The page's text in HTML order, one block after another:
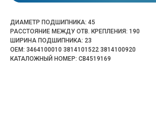
ДИАМЕТР ПОДШИПНИКА: 45
РАССТОЯНИЕ МЕЖДУ ОТВ. КРЕПЛЕНИЯ: 190
ШИРИНА ПОДШИПНИКА: 23
OEM: 3464100010 3814101522 3814100920
КАТАЛОЖНЫЙ НОМЕР: CB4519169